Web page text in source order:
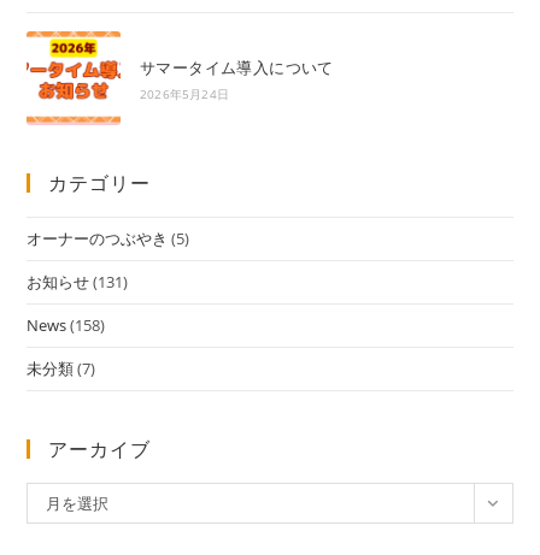
サマータイム導入について
2026年5月24日
カテゴリー
オーナーのつぶやき (5)
お知らせ(131)
News(158)
未分類(7)
アーカイブ
ー
月を選択